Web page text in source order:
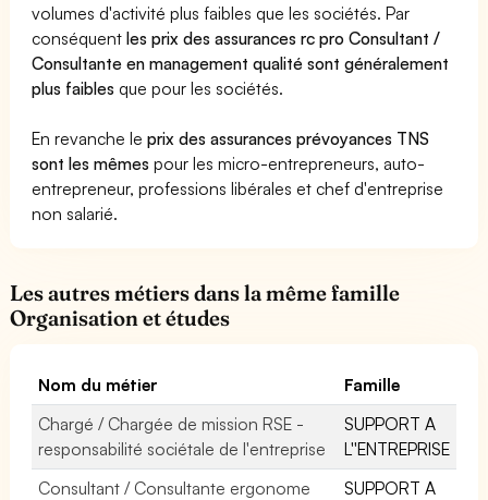
volumes d'activité plus faibles que les sociétés. Par
conséquentles prix des assurances rc pro Consultant /
Consultante en management qualité sont généralement
plus faibles que pour les sociétés.
En revanche leprix des assurances prévoyances TNS
sont les mêmes pour les micro-entrepreneurs, auto-
entrepreneur, professions libérales et chef d'entreprise
non salarié.
Les autres métiers dans la même famille
Organisation et études
Nom du métier
Famille
Chargé / Chargée de mission RSE -
responsabilité sociétale de l'entreprise
SUPPORT A
L''ENTREPRISE
Consultant / Consultante ergonome
SUPPORT A